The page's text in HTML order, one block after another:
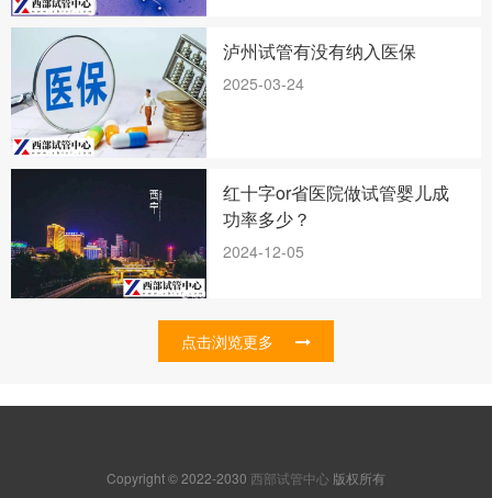
泸州试管有没有纳入医保
2025-03-24
红十字or省医院做试管婴儿成
功率多少？
2024-12-05
点击浏览更多
Copyright © 2022-2030 西部试管中心 版权所有